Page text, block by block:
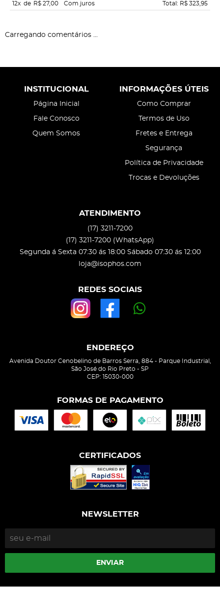
12x de R$ 27,00 Com juros Total: R$ 323,95
Carregando comentários ...
INSTITUCIONAL
Página Inicial
Fale Conosco
Quem Somos
INFORMAÇÕES ÚTEIS
Como Comprar
Termos de Uso
Fretes e Entrega
Segurança
Política de Privacidade
Trocas e Devoluções
ATENDIMENTO
(17) 3211-7200
(17) 3211-7200 (WhatsApp)
Segunda á Sexta 07:30 ás 18:00 Sábado 07:30 ás 12:00
loja@isophos.com
REDES SOCIAIS
ENDEREÇO
Avenida Doutor Cenobelino de Barros Serra, 884- Parque Industrial,
São José do Rio Preto - SP
CEP: 15030-000
FORMAS DE PAGAMENTO
CERTIFICADOS
NEWSLETTER
ENVIAR